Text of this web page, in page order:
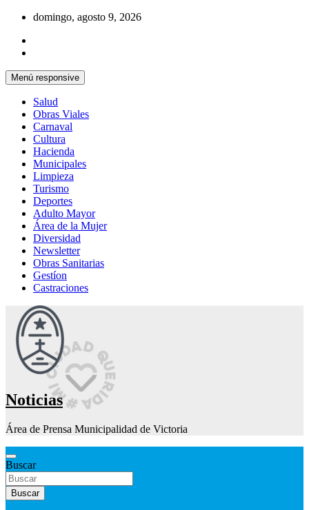
Saltar
contenido
domingo, agosto 9, 2026
Menú responsive
Salud
Obras Viales
Carnaval
Cultura
Hacienda
Municipales
Limpieza
Turismo
Deportes
Adulto Mayor
Área de la Mujer
Diversidad
Newsletter
Obras Sanitarias
Gestíon
Castraciones
Noticias
Área de Prensa Municipalidad de Victoria
Buscar
Buscar